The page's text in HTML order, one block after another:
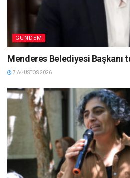
GÜNDEM
Menderes Belediyesi Başkanı
7 AĞUSTOS 2026